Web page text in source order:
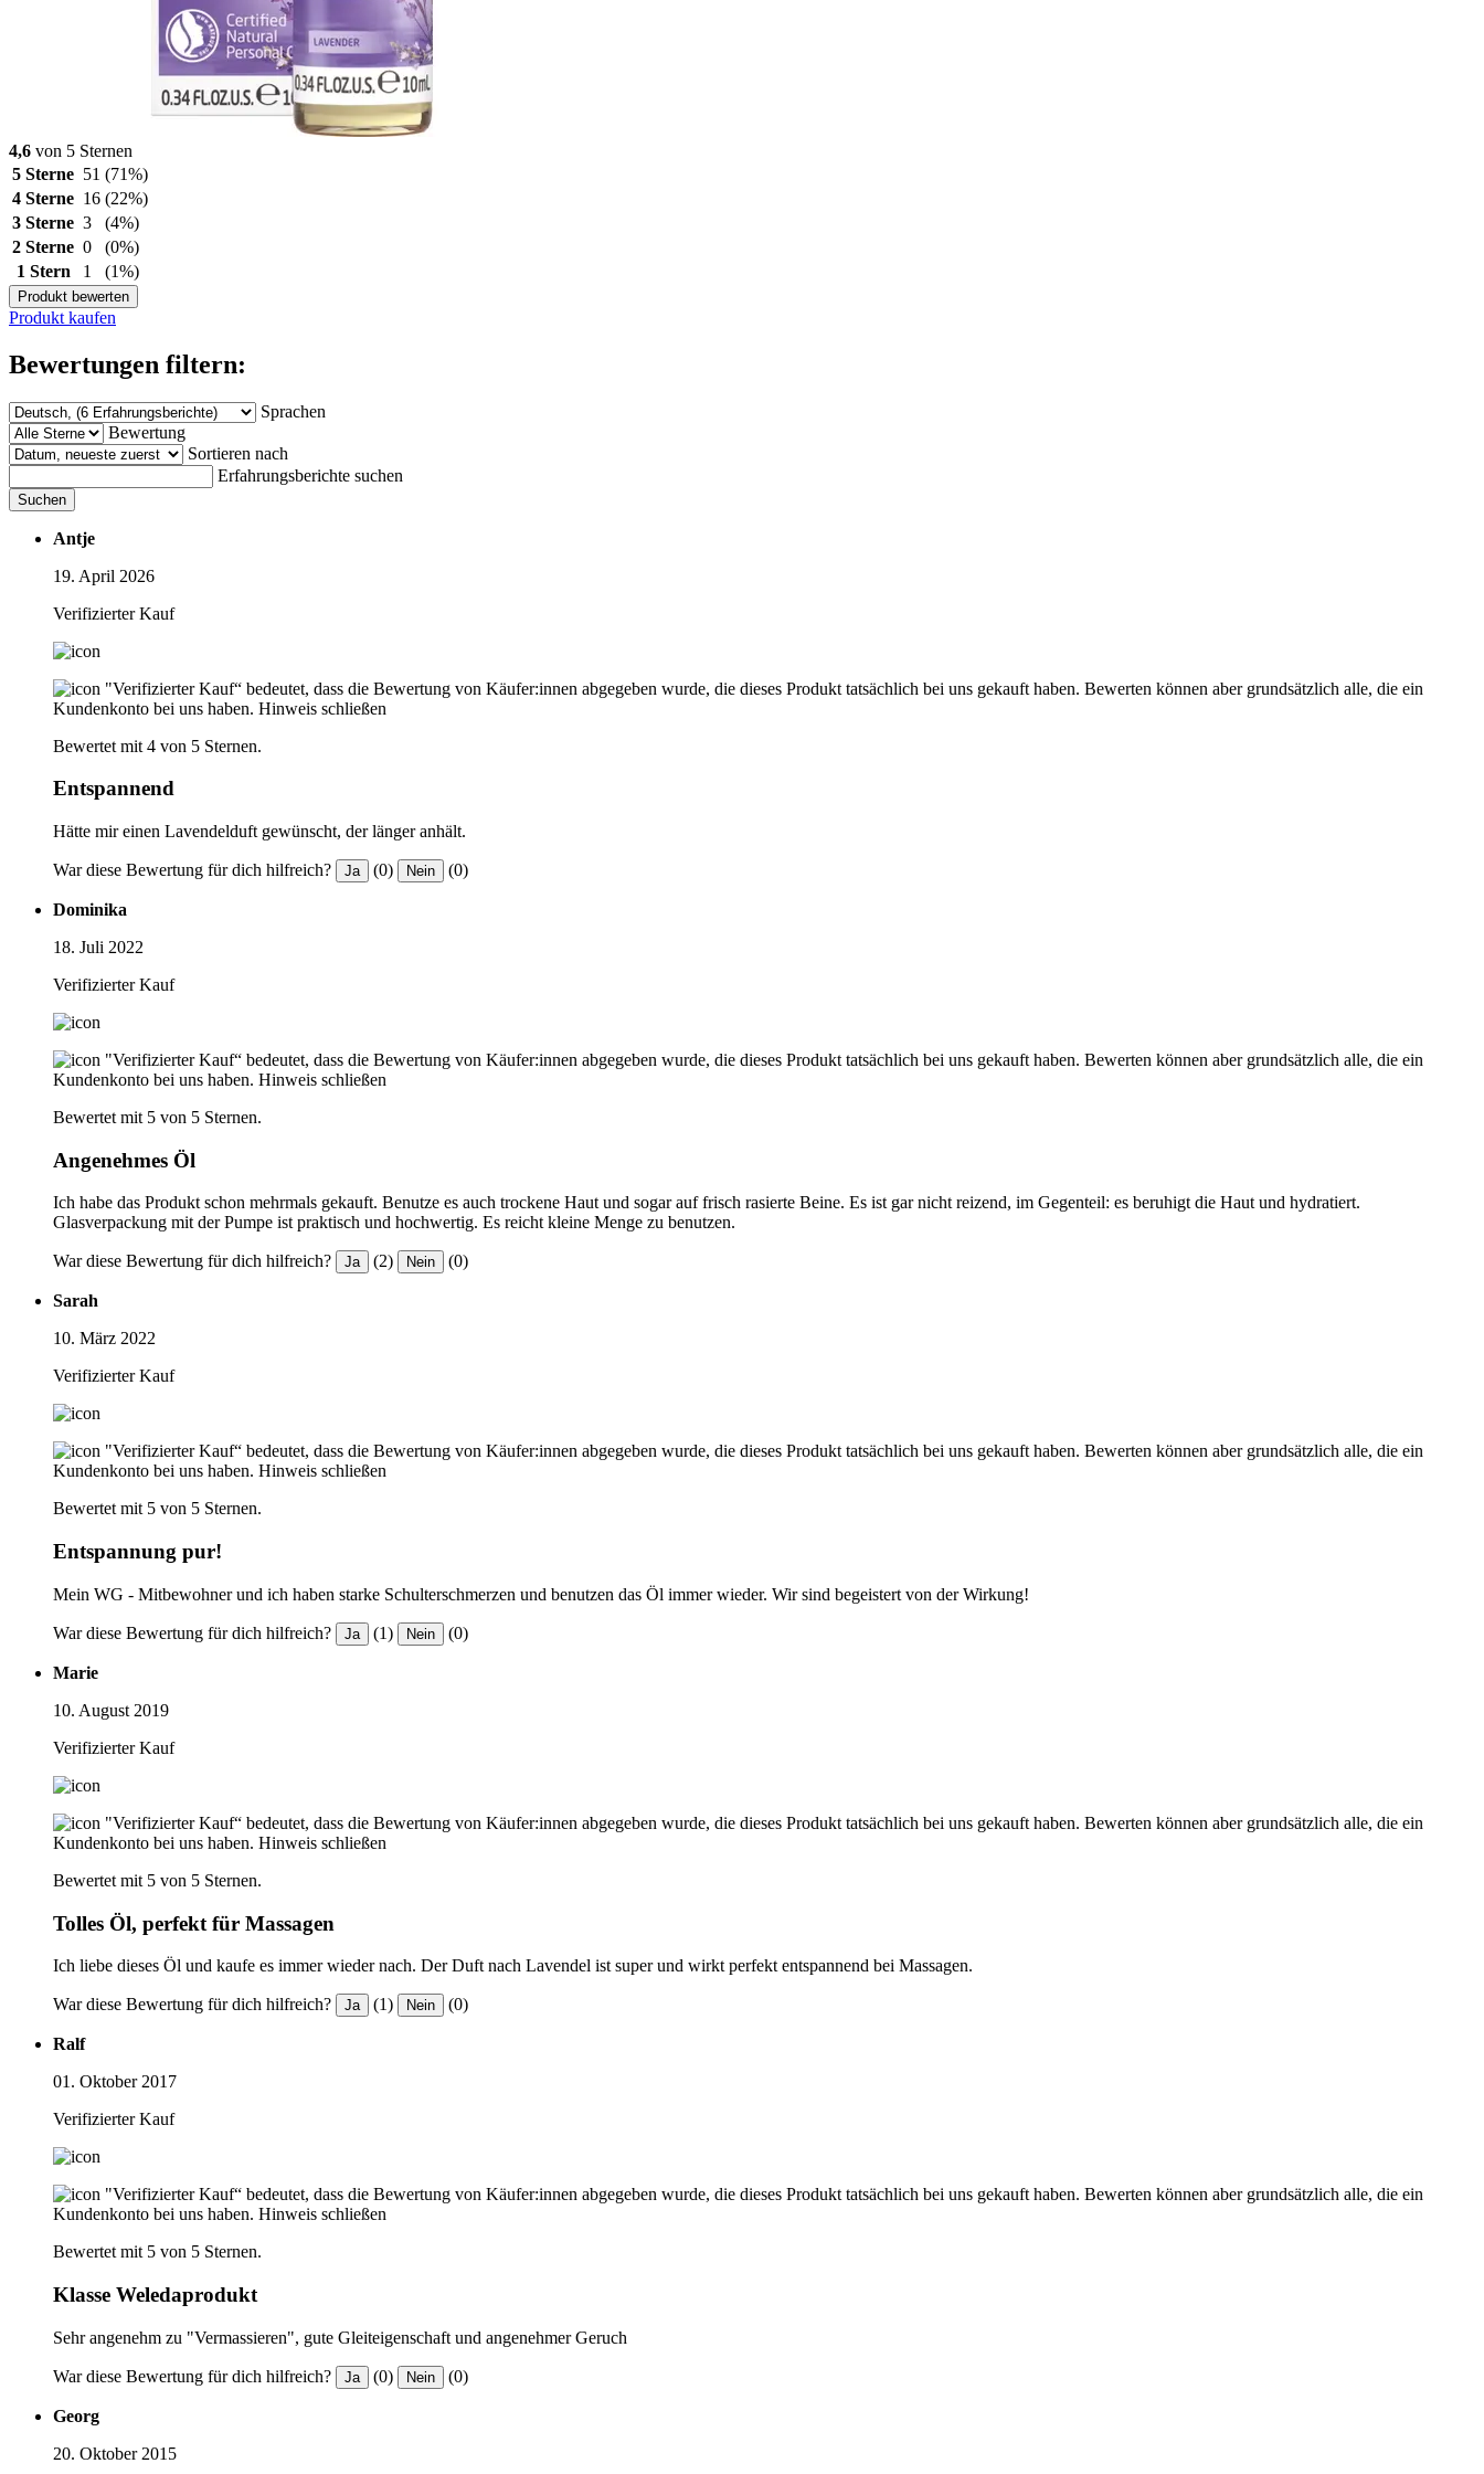
4,6 von 5 Sternen
5 Sterne 51 (71%)
4 Sterne 16 (22%)
3 Sterne 3
(4%)
2 Sterne 0
(0%)
1 Stern
1 (1%)
Produkt bewerten
Produkt kaufen
Bewertungen filtern:
Sprachen
Bewertung
Sortieren nach
Erfahrungsberichte suchen
Suchen
Antje
19. April 2026
Verifizierter Kauf
"Verifizierter Kauf“ bedeutet, dass die Bewertung von Käufer:innen abgegeben wurde, die dieses Produkt tatsächlich bei uns gekauft haben. Bewerten können aber grundsätzlich alle, die ein
Kundenkonto bei uns haben. Hinweis schließen
Bewertet mit 4 von 5 Sternen.
Entspannend
Hätte mir einen Lavendelduft gewünscht, der länger anhält.
War diese Bewertung für dich hilfreich? Ja (0) Nein (0)
Dominika
18. Juli 2022
Verifizierter Kauf
"Verifizierter Kauf“ bedeutet, dass die Bewertung von Käufer:innen abgegeben wurde, die dieses Produkt tatsächlich bei uns gekauft haben. Bewerten können aber grundsätzlich alle, die ein
Kundenkonto bei uns haben. Hinweis schließen
Bewertet mit 5 von 5 Sternen.
Angenehmes Öl
Ich habe das Produkt schon mehrmals gekauft. Benutze es auch trockene Haut und sogar auf frisch rasierte Beine. Es ist gar nicht reizend, im Gegenteil: es beruhigt die Haut und hydratiert.
Glasverpackung mit der Pumpe ist praktisch und hochwertig. Es reicht kleine Menge zu benutzen.
War diese Bewertung für dich hilfreich? Ja (2) Nein (0)
Sarah
10. März 2022
Verifizierter Kauf
"Verifizierter Kauf“ bedeutet, dass die Bewertung von Käufer:innen abgegeben wurde, die dieses Produkt tatsächlich bei uns gekauft haben. Bewerten können aber grundsätzlich alle, die ein
Kundenkonto bei uns haben. Hinweis schließen
Bewertet mit 5 von 5 Sternen.
Entspannung pur!
Mein WG - Mitbewohner und ich haben starke Schulterschmerzen und benutzen das Öl immer wieder. Wir sind begeistert von der Wirkung!
War diese Bewertung für dich hilfreich? Ja (1) Nein (0)
Marie
10. August 2019
Verifizierter Kauf
"Verifizierter Kauf“ bedeutet, dass die Bewertung von Käufer:innen abgegeben wurde, die dieses Produkt tatsächlich bei uns gekauft haben. Bewerten können aber grundsätzlich alle, die ein
Kundenkonto bei uns haben. Hinweis schließen
Bewertet mit 5 von 5 Sternen.
Tolles Öl, perfekt für Massagen
Ich liebe dieses Öl und kaufe es immer wieder nach. Der Duft nach Lavendel ist super und wirkt perfekt entspannend bei Massagen.
War diese Bewertung für dich hilfreich? Ja (1) Nein (0)
Ralf
01. Oktober 2017
Verifizierter Kauf
"Verifizierter Kauf“ bedeutet, dass die Bewertung von Käufer:innen abgegeben wurde, die dieses Produkt tatsächlich bei uns gekauft haben. Bewerten können aber grundsätzlich alle, die ein
Kundenkonto bei uns haben. Hinweis schließen
Bewertet mit 5 von 5 Sternen.
Klasse Weledaprodukt
Sehr angenehm zu "Vermassieren", gute Gleiteigenschaft und angenehmer Geruch
War diese Bewertung für dich hilfreich? Ja (0) Nein (0)
Georg
20. Oktober 2015